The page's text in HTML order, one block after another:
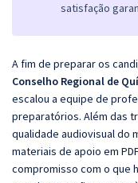
satisfação
A fim de preparar os
Conselho Regional de
escalou a equipe de
preparatórios. Além das
qualidade audiovisual do
materiais de apoio em
compromisso com o que